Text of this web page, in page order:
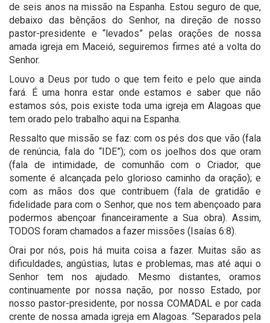
de seis anos na missão na Espanha. Estou seguro de que,
debaixo das bênçãos do Senhor, na direção de nosso
pastor-presidente e “levados” pelas orações de nossa
amada igreja em Maceió, seguiremos firmes até a volta do
Senhor.
Louvo a Deus por tudo o que tem feito e pelo que ainda
fará. É uma honra estar onde estamos e saber que não
estamos sós, pois existe toda uma igreja em Alagoas que
tem orado pelo trabalho aqui na Espanha.
Ressalto que missão se faz: com os pés dos que vão (fala
de renúncia, fala do “IDE”); com os joelhos dos que oram
(fala de intimidade, de comunhão com o Criador, que
somente é alcançada pelo glorioso caminho da oração); e
com as mãos dos que contribuem (fala de gratidão e
fidelidade para com o Senhor, que nos tem abençoado para
podermos abençoar financeiramente a Sua obra). Assim,
TODOS foram chamados a fazer missões (Isaías 6:8).
Orai por nós, pois há muita coisa a fazer. Muitas são as
dificuldades, angústias, lutas e problemas, mas até aqui o
Senhor tem nos ajudado. Mesmo distantes, oramos
continuamente por nossa nação, por nosso Estado, por
nosso pastor-presidente, por nossa COMADAL e por cada
crente de nossa amada igreja em Alagoas. “Separados pela